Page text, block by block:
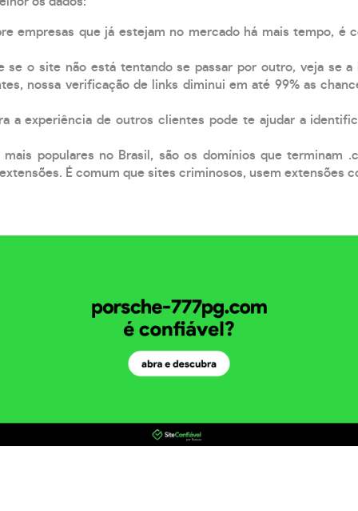
empresas que já estejam no mercado há mais tempo, é
se o site não está tentando se passar por outro, veja se a
nossa verificação de links diminui em até 99% as
a experiência de outros clientes pode te ajudar a
mais populares no Brasil, são os domínios que terminam
É comum que sites criminosos, usem extensões